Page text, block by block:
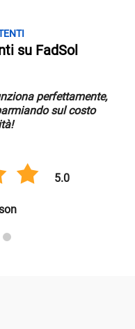
su FadSol
luminose, durevoli e
mio giardino in modo